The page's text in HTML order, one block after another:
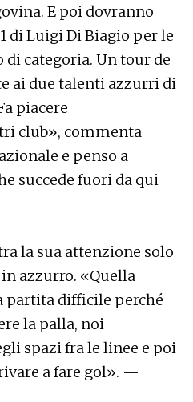
E poi dovranno
di Luigi Di Biagio per le
di categoria. Un tour de
ai due talenti azzurri di
piacere
club», commenta
e penso a
succede fuori da qui
la sua attenzione solo
azzurro. «Quella
partita difficile perché
la palla, noi
spazi fra le linee e poi
a fare gol». —